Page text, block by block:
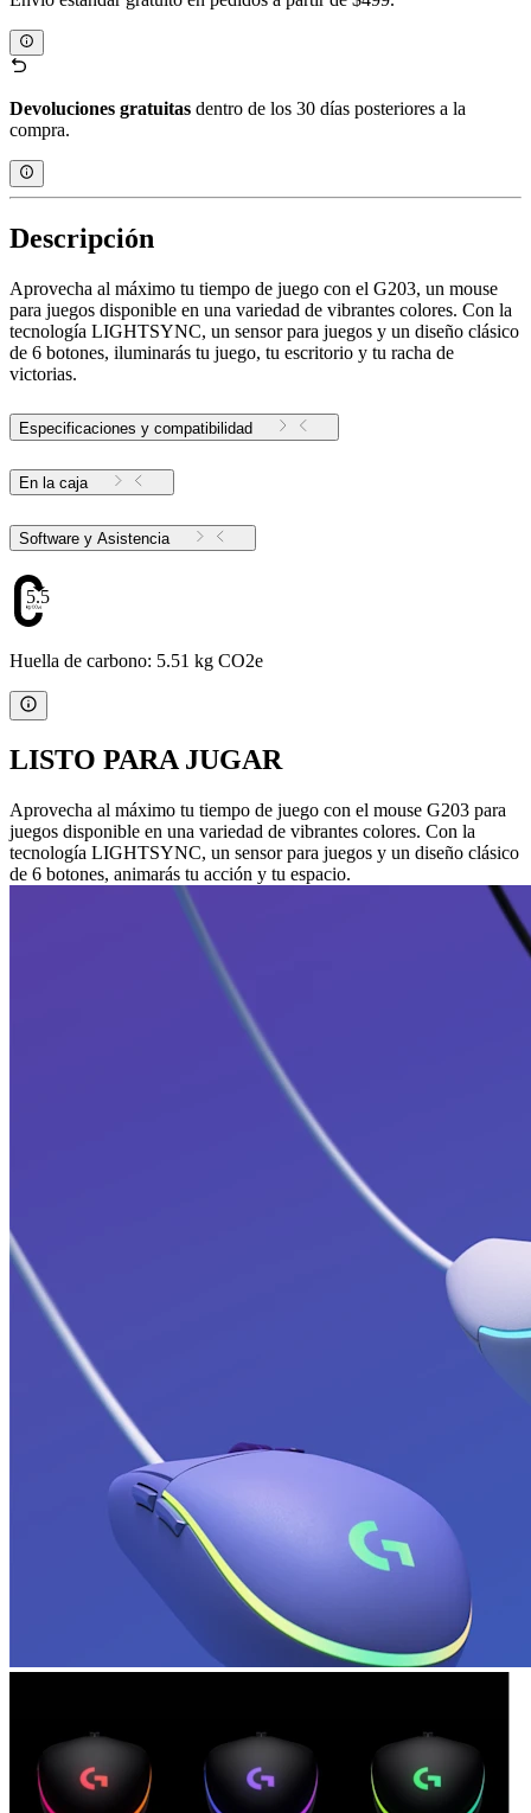
Devoluciones gratuitas dentro de los 30 días posteriores a la
compra.
Descripción
Aprovecha al máximo tu tiempo de juego con el G203, un mouse
para juegos disponible en una variedad de vibrantes colores. Con la
tecnología LIGHTSYNC, un sensor para juegos y un diseño clásico
de 6 botones, iluminarás tu juego, tu escritorio y tu racha de
victorias.
Especificaciones y compatibilidad
En la caja
Software y Asistencia
5.51
Huella de carbono: 5.51 kg CO2e
LISTO PARA JUGAR
Aprovecha al máximo tu tiempo de juego con el mouse G203 para
juegos disponible en una variedad de vibrantes colores. Con la
tecnología LIGHTSYNC, un sensor para juegos y un diseño clásico
de 6 botones, animarás tu acción y tu espacio.